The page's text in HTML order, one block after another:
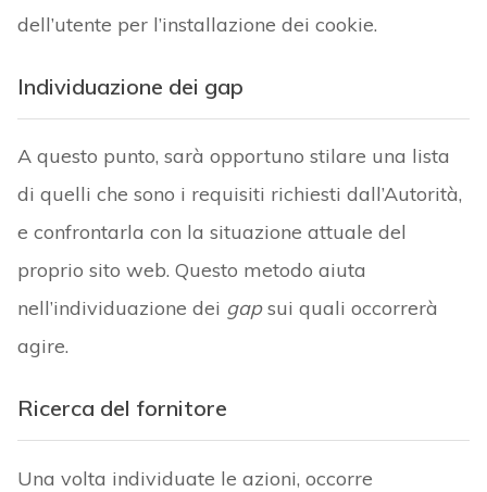
dell’utente per l’installazione dei cookie.
Individuazione dei gap
A questo punto, sarà opportuno stilare una lista
di quelli che sono i requisiti richiesti dall’Autorità,
e confrontarla con la situazione attuale del
proprio sito web. Questo metodo aiuta
nell’individuazione dei gapsui quali occorrerà
agire.
Ricerca del fornitore
Una volta individuate le azioni, occorre